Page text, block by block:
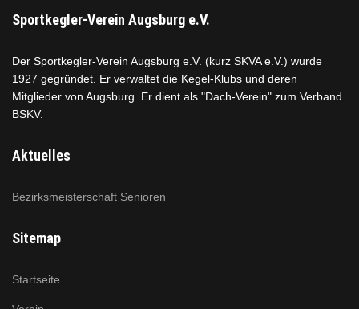
Sportkegler-Verein Augsburg e.V.
Der Sportkegler-Verein Augsburg e.V. (kurz SKVA e.V.) wurde
1927 gegründet. Er verwaltet die Kegel-Klubs und deren
Mitglieder von Augsburg. Er dient als "Dach-Verein" zum Verband
BSKV.
Aktuelles
Bezirksmeisterschaft Senioren
Sitemap
Startseite